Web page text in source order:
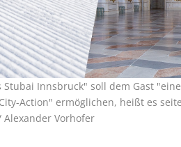
Stubai Innsbruck" soll dem Gast
Action" ermöglichen, heißt es
Alexander Vorhofer